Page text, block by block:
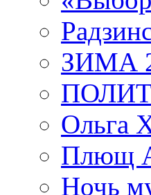
ЗИМА
Ольга
Плющ
Ночь